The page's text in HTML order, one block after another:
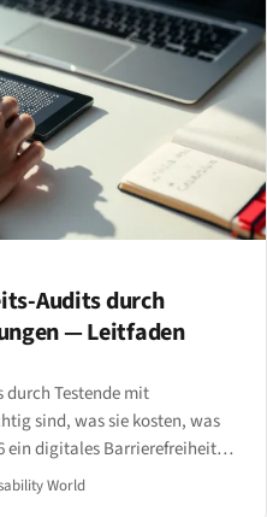
Audits durch
— Leitfaden
Testende mit
sind, was sie kosten, was
ein digitales Barrierefreiheits-
World